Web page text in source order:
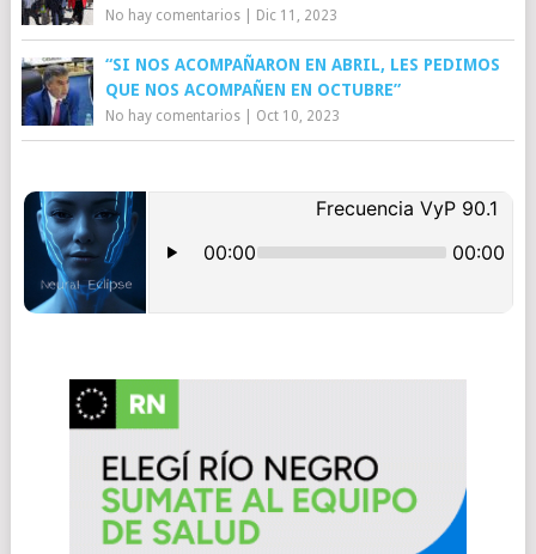
No hay comentarios| Dic 11, 2023
“SI NOS ACOMPAÑARON EN ABRIL, LES PEDIMOS
QUE NOS ACOMPAÑEN EN OCTUBRE”
No hay comentarios| Oct 10, 2023